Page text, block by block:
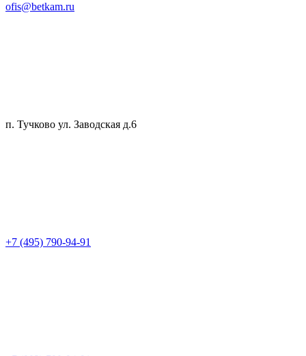
ofis@betkam.ru
п. Тучково ул. Заводская д.6
+7 (495) 790-94-91